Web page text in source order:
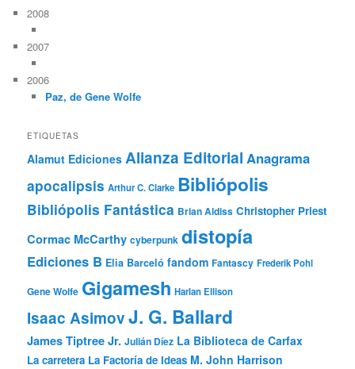
2008
2007
2006
Paz, de Gene Wolfe
ETIQUETAS
Alamut Ediciones Alianza Editorial Anagrama
apocalipsis Arthur C. Clarke Bibliópolis
Bibliópolis Fantástica Brian Aldiss Christopher Priest
Cormac McCarthy cyberpunk distopía
Ediciones B Elia Barceló fandom Fantascy Frederik Pohl
Gene Wolfe Gigamesh Harlan Ellison
Isaac AsimovJ. G. Ballard
James Tiptree Jr. Julián Díez La Biblioteca de Carfax
La carretera La Factoría de Ideas M. John Harrison